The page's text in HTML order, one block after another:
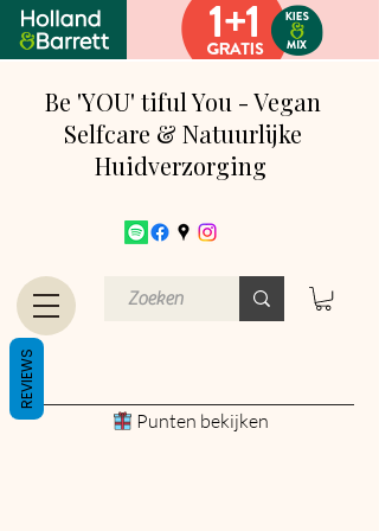
Be 'YOU' tiful You - Vegan
Selfcare & Natuurlijke
Huidverzorging
Punten bekijken
REVIEWS